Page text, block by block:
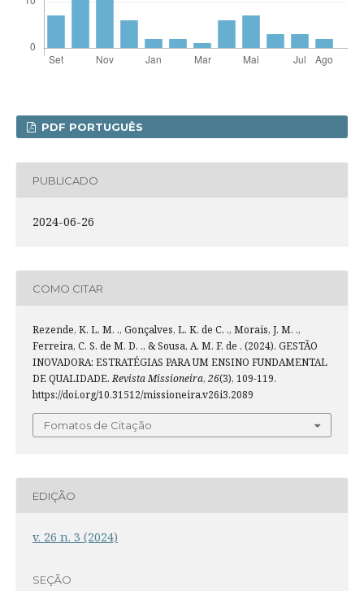
PDF PORTUGUÊS
PUBLICADO
2024-06-26
COMO CITAR
Rezende, K. L. M. ., Gonçalves, L. K. de C. ., Morais, J. M. .,
Ferreira, C. S. de M. D. ., & Sousa, A. M. F. de . (2024). GESTÃO
INOVADORA: ESTRATÉGIAS PARA UM ENSINO FUNDAMENTAL
DE QUALIDADE.Revista Missioneira, 26(3), 109-119.
https://doi.org/10.31512/missioneira.v26i3.2089
Fomatos de Citação
EDIÇÃO
v. 26 n. 3 (2024)
SEÇÃO